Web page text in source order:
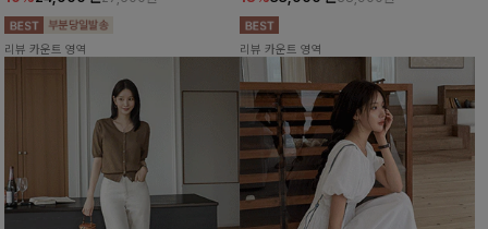
리뷰 카운트 영역 리뷰 카운트 영역